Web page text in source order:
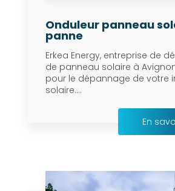
Onduleur panneau
panne
Erkea Energy, entreprise de
de panneau solaire à
pour le dépannage de votre
solaire....
En